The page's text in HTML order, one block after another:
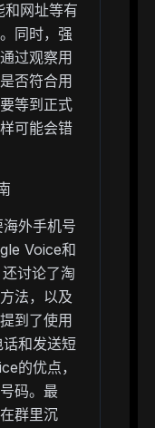
和网址等有
同时，强
过观察用
否符合用
等到正式
可能会错
外手机号
Voice和
讨论了淘
法，以及
到了使用
和发送短
的优点，
码。最
群里沉